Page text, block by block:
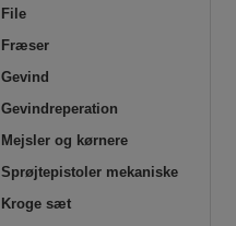
File
Fræser
Gevind
Gevindreperation
Mejsler og kørnere
Sprøjtepistoler mekaniske
Kroge sæt